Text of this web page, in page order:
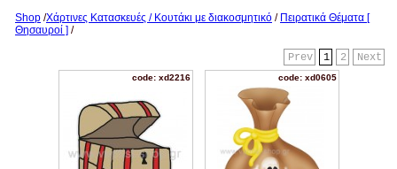
Shop /Χάρτινες Κατασκευές / Κουτάκι με διακοσμητικό / Πειρατικά Θέματα [
Θησαυροί ] /
Next
2
1
Prev
code: xd2216 code: xd0605